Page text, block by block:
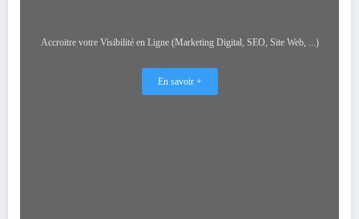
Accroitre votre Visibilité en Ligne (Marketing Digital, SEO, Site Web, ...)
En savoir +